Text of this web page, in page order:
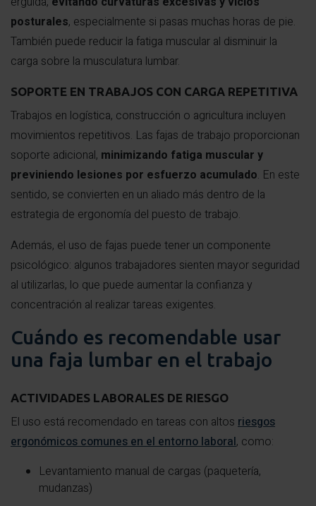
posturales, especialmente si pasas muchas horas de pie.
También puede reducir la fatiga muscular al disminuir la
carga sobre la musculatura lumbar.
SOPORTE EN TRABAJOS CON CARGA REPETITIVA
Trabajos en logística, construcción o agricultura incluyen
movimientos repetitivos. Las fajas de trabajo proporcionan
soporte adicional, minimizando fatiga muscular y
previniendo lesiones por esfuerzo acumulado. En este
sentido, se convierten en un aliado más dentro de la
estrategia de ergonomía del puesto de trabajo.
Además, el uso de fajas puede tener un componente
psicológico: algunos trabajadores sienten mayor seguridad
al utilizarlas, lo que puede aumentar la confianza y
concentración al realizar tareas exigentes.
Cuándo es recomendable usar
una faja lumbar en el trabajo
ACTIVIDADES LABORALES DE RIESGO
El uso está recomendado en tareas con altos riesgos
ergonómicos comunes en el entorno laboral, como:
Levantamiento manual de cargas (paquetería,
mudanzas)